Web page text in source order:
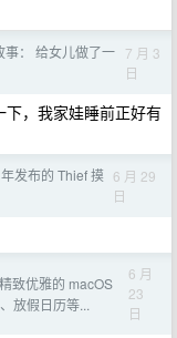
事： 给女儿做了一 7 月 3
日
下，我家娃睡前正好有
发布的 Thief 摸 6 月 29
日
致优雅的 macOS
放假日历等...
6 月
23
日